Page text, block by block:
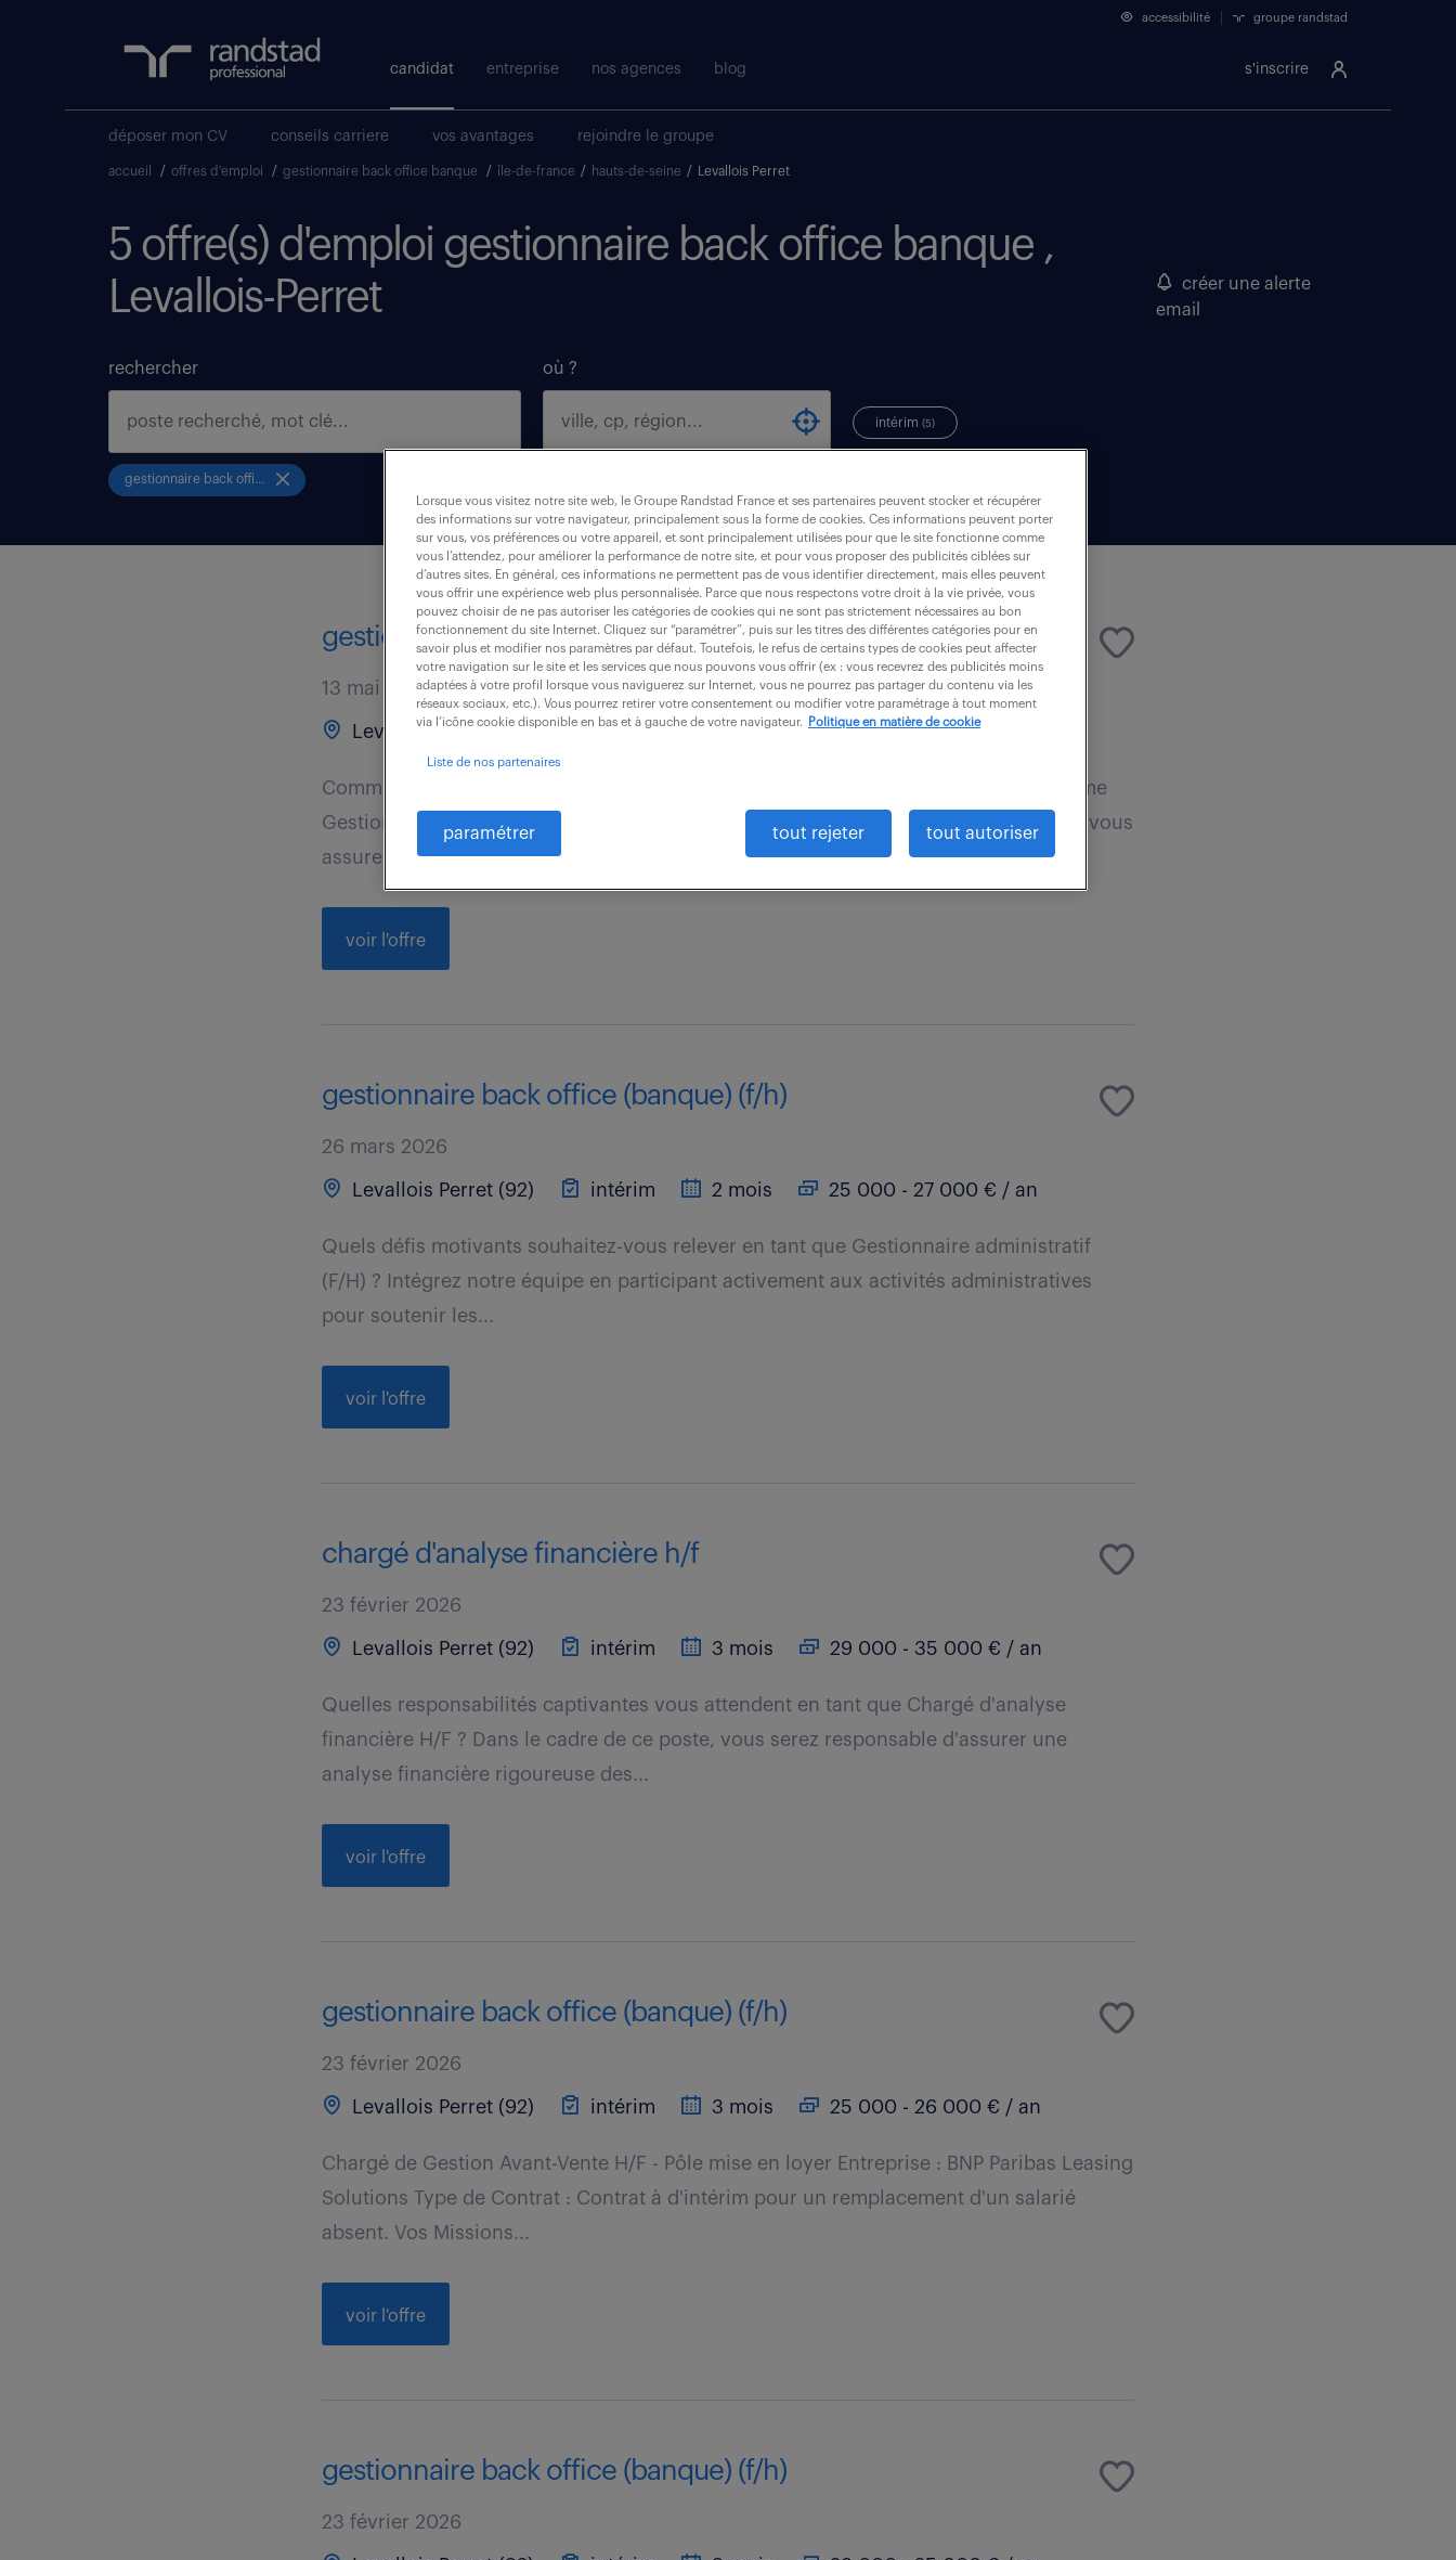
s'inscrire
accessibilité groupe randstad
candidat entreprise nos agences blog
déposer mon CV conseils carriere vos avantages rejoindre le groupe
accueil / offres d'emploi / gestionnaire back office banque / île-de-france / hauts-de-seine / Levallois Perret
5 offre(s) d'emploi gestionnaire back office banque ,
Levallois-Perret
créer une alerte
email
rechercher
gestionnaire back office banque
où ?
intérim(5)
gestionnaire back office (banque) (f/h)
13 mai 2026
Levallois Perret (92) intérim 3 mois 24 100 - 25 480 € / an
Comment souhaiteriez-vous contribuer à l'efficacité des opérations bancaires comme
Gestionnaire back office (banque) (F/H) ? Situé au sein du pôle Mise en Loyer, vous vous
assurerez du traitement...
voir l'offre
gestionnaire back office (banque) (f/h)
26 mars 2026
Levallois Perret (92) intérim 2 mois 25 000 - 27 000 € / an
Quels défis motivants souhaitez-vous relever en tant que Gestionnaire administratif
(F/H) ? Intégrez notre équipe en participant activement aux activités administratives
pour soutenir les...
voir l'offre
chargé d'analyse financière h/f
23 février 2026
Levallois Perret (92) intérim 3 mois 29 000 - 35 000 € / an
Quelles responsabilités captivantes vous attendent en tant que Chargé d'analyse
financière H/F ? Dans le cadre de ce poste, vous serez responsable d'assurer une
analyse financière rigoureuse des...
voir l'offre
gestionnaire back office (banque) (f/h)
23 février 2026
Levallois Perret (92) intérim 3 mois 25 000 - 26 000 € / an
Chargé de Gestion Avant-Vente H/F - Pôle mise en loyer Entreprise : BNP Paribas Leasing
Solutions Type de Contrat : Contrat à d'intérim pour un remplacement d'un salarié
absent. Vos Missions...
voir l'offre
gestionnaire back office (banque) (f/h)
23 février 2026
Lorsque vous visitez notre site web, le Groupe Randstad France et ses partenaires peuvent stocker et récupérer
des informations sur votre navigateur, principalement sous la forme de cookies. Ces informations peuvent porter
sur vous, vos préférences ou votre appareil, et sont principalement utilisées pour que le site fonctionne comme
vous l’attendez, pour améliorer la performance de notre site, et pour vous proposer des publicités ciblées sur
d’autres sites. En général, ces informations ne permettent pas de vous identifier directement, mais elles peuvent
vous offrir une expérience web plus personnalisée. Parce que nous respectons votre droit à la vie privée, vous
pouvez choisir de ne pas autoriser les catégories de cookies qui ne sont pas strictement nécessaires au bon
fonctionnement du site Internet. Cliquez sur “paramétrer”, puis sur les titres des différentes catégories pour en
savoir plus et modifier nos paramètres par défaut. Toutefois, le refus de certains types de cookies peut affecter
votre navigation sur le site et les services que nous pouvons vous offrir (ex : vous recevrez des publicités moins
adaptées à votre profil lorsque vous naviguerez sur Internet, vous ne pourrez pas partager du contenu via les
réseaux sociaux, etc.). Vous pourrez retirer votre consentement ou modifier votre paramétrage à tout moment
via l’icône cookie disponible en bas et à gauche de votre navigateur.
Politique en matière de cookie
Liste de nos partenaires
paramétrer tout rejeter tout autoriser